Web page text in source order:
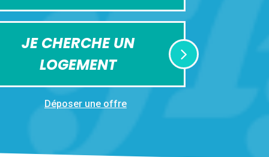
JE CHERCHE UN
LOGEMENT
Déposer une offre